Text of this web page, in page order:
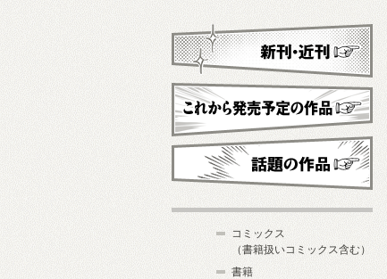
新刊・近刊
これから発売予定
コミックス
（書籍扱いコミックス含む）
書籍